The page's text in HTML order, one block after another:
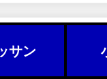
サン